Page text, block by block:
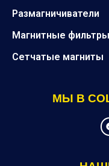
Размагничиватели
Магнитные фильтры
Сетчатые магниты
МЫ В